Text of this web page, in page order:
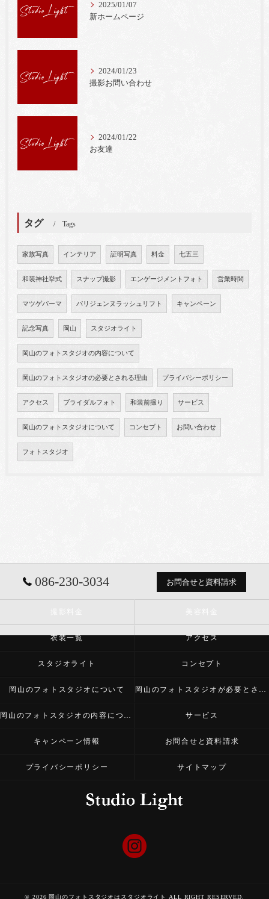
2025/01/07
新ホームページ
2024/01/23
撮影お問い合わせ
2024/01/22
お友達
タグ Tags
家族写真 インテリア 証明写真 料金 七五三
和装神社挙式 スナップ撮影 エンゲージメントフォト 営業時間
マツゲパーマ パリジェンヌラッシュリフト キャンペーン
記念写真 岡山 スタジオライト
岡山のフォトスタジオの内容について
岡山のフォトスタジオの必要とされる理由 プライバシーポリシー
アクセス ブライダルフォト 和装前撮り サービス
岡山のフォトスタジオについて コンセプト お問い合わせ
フォトスタジオ
086-230-3034 お問合せと資料請求
衣装一覧 アクセス
スタジオライト コンセプト
岡山のフォトスタジオについて 岡山のフォトスタジオが必要とされる理由
岡山のフォトスタジオの内容について サービス
キャンペーン情報 お問合せと資料請求
プライバシーポリシー サイトマップ
© 2026 岡山のフォトスタジオはスタジオライト ALL RIGHT RESERVED.